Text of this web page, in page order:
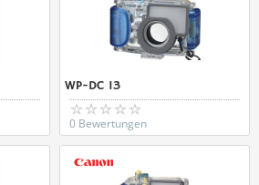
WP-DC 13
0 Bewertungen